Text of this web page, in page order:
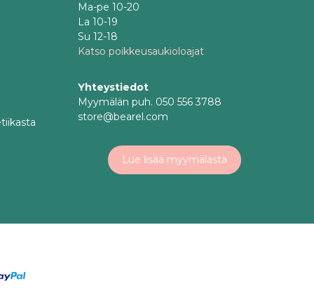
Ma-pe 10-20
La 10-19
Su 12-18
Katso poikkeusaukioloajat
Yhteystiedot
Myymälän puh. 050 556 3788
store@bearel.com
Lue lisää myymälästä